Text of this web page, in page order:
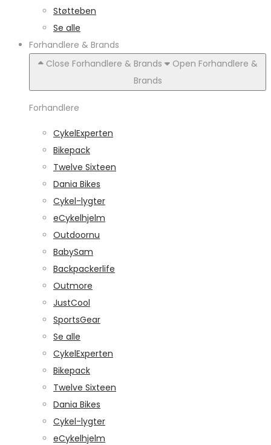
Støtteben
Se alle
Forhandlere & Brands
Close Forhandlere & Brands
Open Forhandlere &
Brands
Forhandlere
CykelExperten
Bikepack
Twelve Sixteen
Dania Bikes
Cykel-lygter
eCykelhjelm
Outdoornu
BabySam
Backpackerlife
Outmore
JustCool
SportsGear
Se alle
CykelExperten
Bikepack
Twelve Sixteen
Dania Bikes
Cykel-lygter
eCykelhjelm